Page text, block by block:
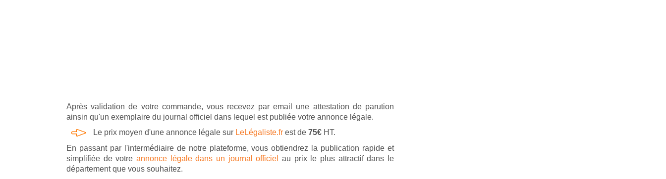
Après validation de votre commande, vous recevez par email une attestation de parution
ainsin qu'un exemplaire du journal officiel dans lequel est publiée votre annonce légale.
Le prix moyen d'une annonce légale sur LeLégaliste.fr est de 75€ HT.
En passant par l'intermédiaire de notre plateforme, vous obtiendrez la publication rapide et
simplifiée de votre annonce légale dans un journal officiel
au prix le plus attractif dans le
département que vous souhaitez.